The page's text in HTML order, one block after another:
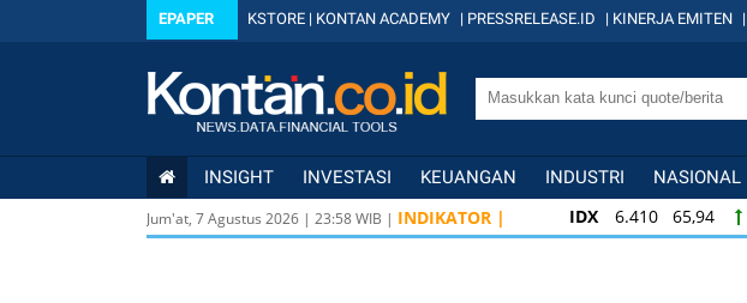
EPAPER KSTORE | KONTAN ACADEMY | PRESSRELEASE.ID | KINERJA EMITEN |
INSIGHT INVESTASI KEUANGAN INDUSTRI NASIONAL
Jum'at, 7 Agustus 2026 | 23:58WIB | INDIKATOR | IDX 6.410 65,94
KOMPAS100 845